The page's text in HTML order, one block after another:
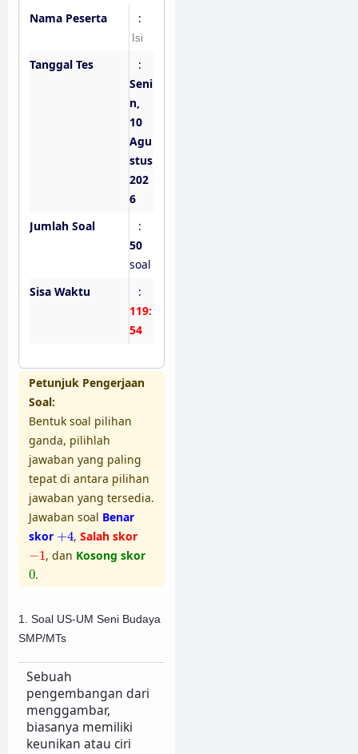
Nama Peserta :
Tanggal Tes
:
Seni
n,
10
Agu
stus
202
6
Jumlah Soal
:
50
soal
Sisa Waktu
:
119:
53
Petunjuk Pengerjaan
Soal:
Bentuk soal pilihan
ganda, pilihlah
jawaban yang paling
tepat di antara pilihan
jawaban yang tersedia.
Jawaban soal Benar
skor +4
+ 4, Salah skor
−1
1 , dan Kosong skor
0
0.
1. Soal US-UM Seni Budaya
SMP/MTs
Sebuah
pengembangan dari
menggambar,
biasanya memiliki
keunikan atau ciri